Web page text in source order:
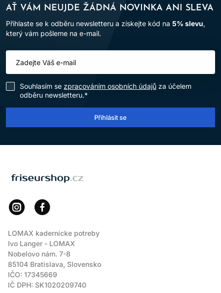
AŤ VÁM NEUJDE ŽÁDNÁ NOVINKA ANI SLEVA
Přihlaste se k odběru newsletteru a získejte kód na 5% slevu,
který vám pošleme na e-mail.
Souhlasím se zpracováním osobních údajů za účelem
odběru newsletteru.*
Přihlásit se
LOMAX kadernícke potreby
Ivo Langer - LOMAX
Nobelovo nám. 7-8
85104 Bratislava, Slovensko
IČO: 17345669
IČ DPH: SK1020209740